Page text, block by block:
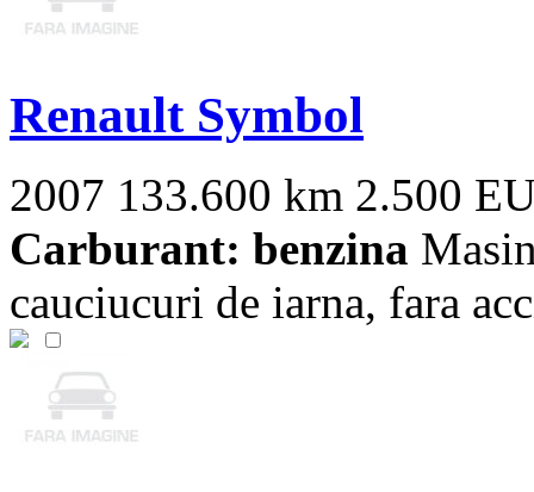
Renault Symbol
2007 133.600 km 2.500
Carburant: benzina
cauciucuri de iarna, fara